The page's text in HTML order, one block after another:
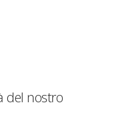
del nostro